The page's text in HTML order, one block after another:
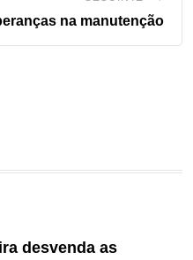
na manutenção
desvenda as